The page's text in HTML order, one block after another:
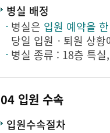
병실 배정
병실은 입원 예약을
당일 입원ㆍ퇴원 상
병실 종류 : 18층 특
04 입원 수속
입원수속절차